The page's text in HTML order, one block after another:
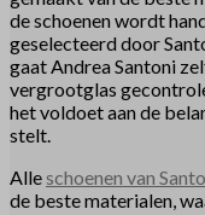
de schoenen wordt
geselecteerd door
gaat Andrea Santoni
vergrootglas
het voldoet aan de
stelt.
Alleschoenen van
de beste materialen,